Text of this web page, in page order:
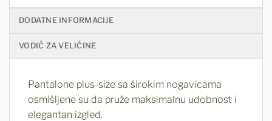
DODATNE INFORMACIJE
VODIČ ZA VELIČINE
Pantalone plus-size sa širokim nogavicama
osmišljene su da pruže maksimalnu udobnost i
elegantan izgled.